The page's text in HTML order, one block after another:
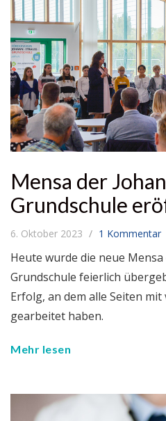
Mensa der
Grundschule
6. Oktober 2023 1 Kommentar
Heute wurde die neue
Grundschule feierlich
Erfolg, an dem alle Seiten
gearbeitet haben.
Mehr lesen